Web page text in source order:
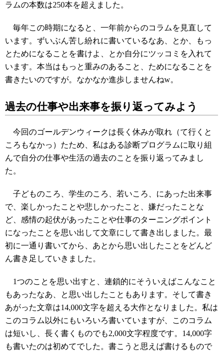
ラムの本数は250本を超えました。
毎年この時期になると、一年前からのコラムを見直して
います。ずいぶん苦し紛れに書いているなあ、とか、もっ
とためになることを書けよ、とか自分にツッコミを入れて
います。本当はもっと重みのあること、ためになることを
書きたいのですが。なかなか進歩しませんねw。
過去の仕事や出来事を振り返ってみよう
今回のゴールデンウィークは長く休みが取れ（て行くと
ころもなかっ）たため、私はある診断プログラムに取り組
んで自分の仕事や生活の過去のことを振り返ってみまし
た。
子どものころ、学生のころ、若いころ、にあった出来事
で、楽しかったことや悲しかったこと、嫌だったことな
ど、感情の起伏があったことや仕事のターニングポイント
になったことを思い出して文章にして書き出しました。最
初に一通り書いてから、あとから思い出したことをどんど
ん書き足していきました。
1つのことを思い出すと、連鎖的にそういえばこんなこと
もあったなあ、と思い出したこともあります。そして書き
あがった文章は14,000文字を超える大作となりました。私は
このコラム以外にもいろいろ書いていますが、このコラム
は短いし、長く書くものでも2,000文字程度です。14,000字
も書いたのは初めてでした。書こうと思えば書けるもので